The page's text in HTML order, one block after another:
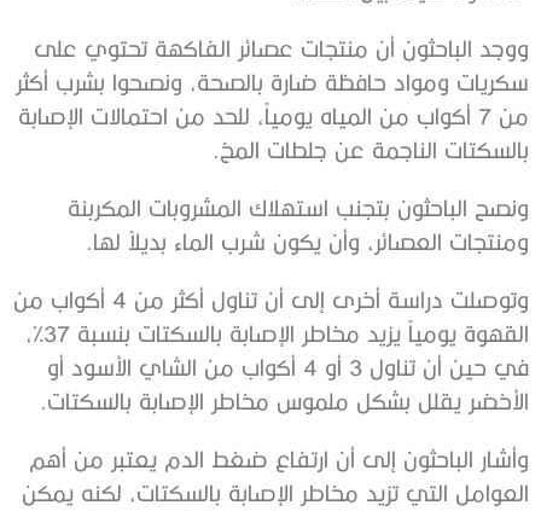
ووجد الباحثون أن منتجات عصائر الفاكهة تحتوي على
سكريات ومواد حافظة ضارة بالصحة، ونصحوا بشرب أكثر
من 7 أكواب من المياه يومياً، للحد من احتمالات الإصابة
بالسكتات الناجمة عن جلطات المخ.
ونصح الباحثون بتجنب استهلاك المشروبات المكربنة
ومنتجات العصائر، وأن يكون شرب الماء بديلاً لها.
وتوصلت دراسة أخرى إلى أن تناول أكثر من 4 أكواب من
القهوة يومياً يزيد مخاطر الإصابة بالسكتات بنسبة 37%،
في حين أن تناول 3 أو 4 أكواب من الشاي الأسود أو
الأخضر يقلل بشكل ملموس مخاطر الإصابة بالسكتات.
وأشار الباحثون إلى أن ارتفاع ضغط الدم يعتبر من أهم
العوامل التي تزيد مخاطر الإصابة بالسكتات، لكنه يمكن